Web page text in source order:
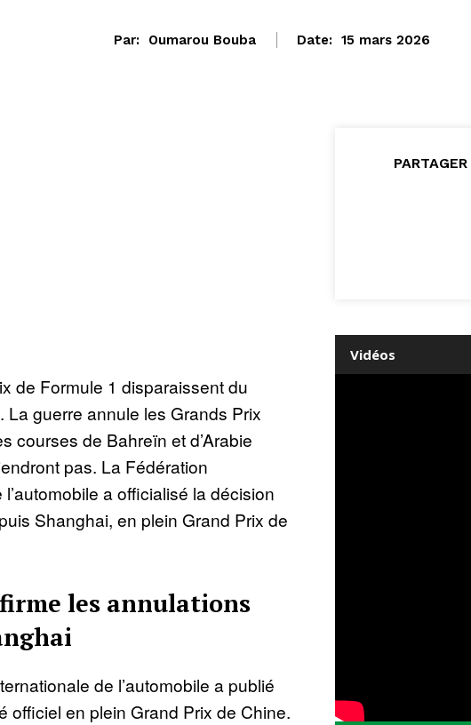
Par: Oumarou Bouba Date: 15 mars 2026
de Formule 1 disparaissent du
La guerre annule les Grands Prix
courses de Bahreïn et d’Arabie
pas. La Fédération
a officialisé la décision
Shanghai, en plein Grand Prix de
les annulations
de l’automobile a publié
officiel en plein Grand Prix de Chine.
Vidéos